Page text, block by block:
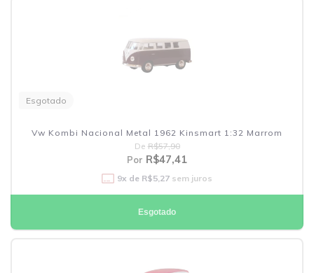
Esgotado
Vw Kombi Nacional Metal 1962 Kinsmart 1:32 Marrom
De R$57,90
Por R$47,41
9x de R$5,27 sem juros
Esgotado